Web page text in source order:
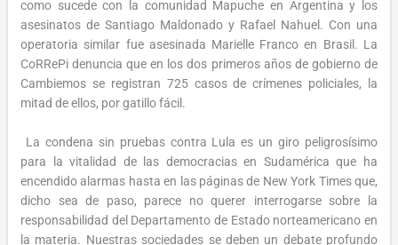
como sucede con la comunidad Mapuche en Argentina y los
asesinatos de Santiago Maldonado y Rafael Nahuel. Con una
operatoria similar fue asesinada Marielle Franco en Brasil. La
CoRRePi denuncia que en los dos primeros años de gobierno de
Cambiemos se registran 725 casos de crímenes policiales, la
mitad de ellos, por gatillo fácil.
La condena sin pruebas contra Lula es un giro peligrosísimo
para la vitalidad de las democracias en Sudamérica que ha
encendido alarmas hasta en las páginas de New York Times que,
dicho sea de paso, parece no querer interrogarse sobre la
responsabilidad del Departamento de Estado norteamericano en
la materia. Nuestras sociedades se deben un debate profundo